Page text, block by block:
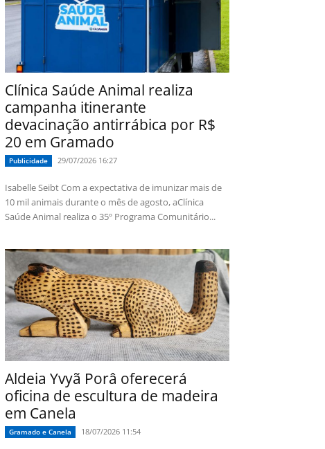
Clínica Saúde Animal realiza
campanha itinerante
devacinação antirrábica por R$
20 em Gramado
Publicidade 29/07/2026 16:27
Isabelle Seibt Com a expectativa de imunizar mais de
10 mil animais durante o mês de agosto, aClínica
Saúde Animal realiza o 35º Programa Comunitário...
Aldeia Yvyã Porâ oferecerá
oficina de escultura de madeira
em Canela
Gramado e Canela 18/07/2026 11:54